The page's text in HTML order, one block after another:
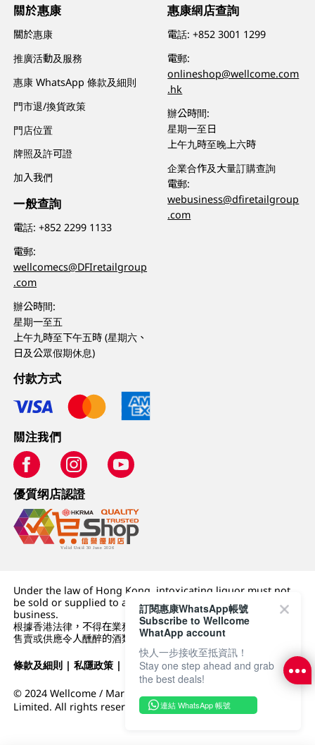
關於惠康
關於惠康
推廣活動及服務
惠康 WhatsApp 條款及細則
門市退/換貨政策
門店位置
牌照及許可證
加入我們
一般查詢
電話:+852 2299 1133
電郵:
wellcomecs@DFIretailgroup
.com
辦公時間:
星期一至五
上午九時至下午五時 (星期六、
日及公眾假期休息)
惠康網店查詢
電話:+852 3001 1299
電郵:
onlineshop@wellcome.com
.hk
辦公時間:
星期一至日
上午九時至晚上六時
企業合作及大量訂購查詢
電郵:
webusiness@dfiretailgroup
.com
付款方式
關注我們
優質纲店認證
Under the law of Hong Kong, intoxicating liquor must not
be sold or supplied to a minor (under 18) in the course of
business.
根據香港法律，不得在業務過程中，向未成年人 (18 歲以下人士)
售賣或供應令人醺醉的酒類。
條款及細則 |私隱政策 | DFI零售集團
© 2024 Wellcome / Market Place. The Dairy Farm Company
Limited. All rights reserved.
訂閱惠康WhatsApp帳號
Subscribe to Wellcome
WhatApp account
快人一步接收至抵資訊！
Stay one step ahead and grab
the best deals!
連結 WhatsApp 帳號